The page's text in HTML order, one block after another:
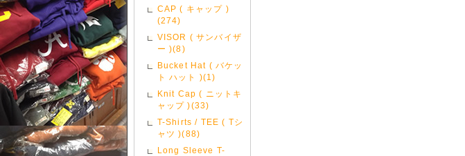
CAP ( キャップ )
(274)
VISOR ( サンバイザ
ー )(8)
Bucket Hat ( バケッ
ト ハット )(1)
Knit Cap ( ニットキ
ャップ )(33)
T-Shirts / TEE ( Tシ
ャツ )(88)
Long Sleeve T-